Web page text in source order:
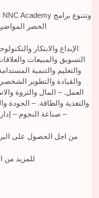
الحصر
الإبداع والابتكار
التسويق والمبيعات
والتعليم والتنمية
والقيادة والتطوير
العمل. – المال والثروة
والتغذية والطاقة. – الجودة
– صناعة النجوم –
من اجل الحصول على
للمزيد من